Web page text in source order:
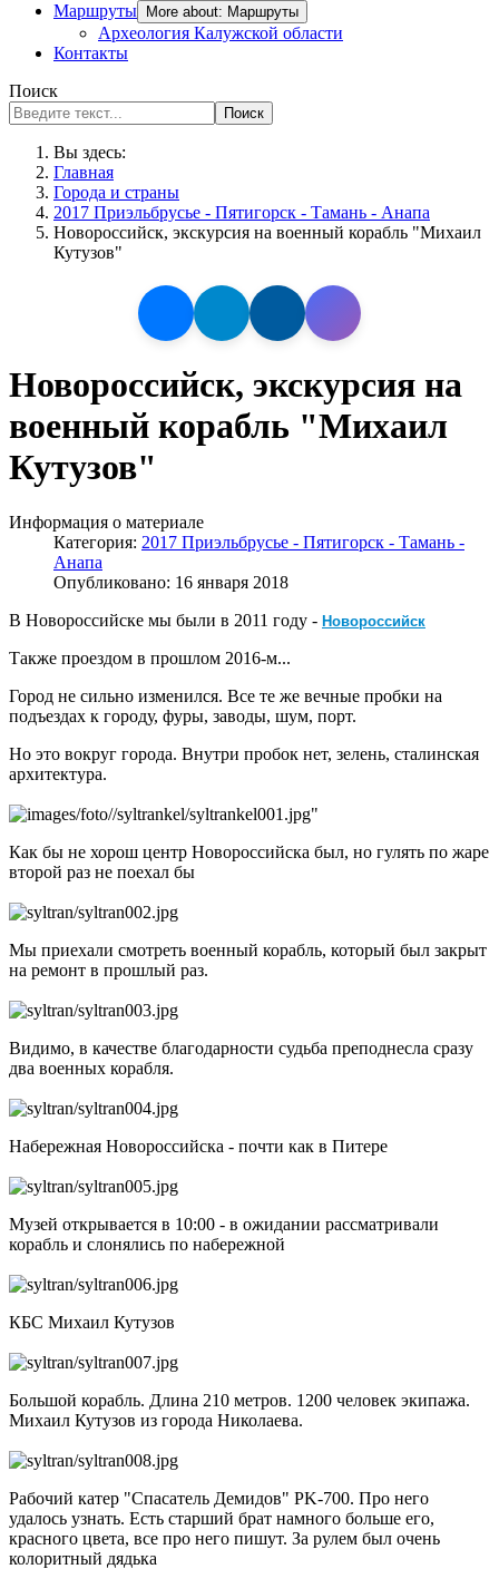
Маршруты
More about: Маршруты
Археология Калужской области
Контакты
Поиск
Поиск
Вы здесь:
Главная
Города и страны
2017 Приэльбрусье - Пятигорск - Тамань - Анапа
Новороссийск, экскурсия на военный корабль "Михаил
Кутузов"
Новороссийск, экскурсия на
военный корабль "Михаил
Кутузов"
Информация о материале
Категория: 2017 Приэльбрусье - Пятигорск - Тамань -
Анапа
Опубликовано: 16 января 2018
В Новороссийске мы были в 2011 году - Новороссийск
Также проездом в прошлом 2016-м...
Город не сильно изменился. Все те же вечные пробки на
подъездах к городу, фуры, заводы, шум, порт.
Но это вокруг города. Внутри пробок нет, зелень, сталинская
архитектура.
Как бы не хорош центр Новороссийска был, но гулять по жаре
второй раз не поехал бы
Мы приехали смотреть военный корабль, который был закрыт
на ремонт в прошлый раз.
Видимо, в качестве благодарности судьба преподнесла сразу
два военных корабля.
Набережная Новороссийска - почти как в Питере
Музей открывается в 10:00 - в ожидании рассматривали
корабль и слонялись по набережной
КБС Михаил Кутузов
Большой корабль. Длина 210 метров. 1200 человек экипажа.
Михаил Кутузов из города Николаева.
Рабочий катер "Спасатель Демидов" PK-700. Про него
удалось узнать. Есть старший брат намного больше его,
красного цвета, все про него пишут. За рулем был очень
колоритный дядька